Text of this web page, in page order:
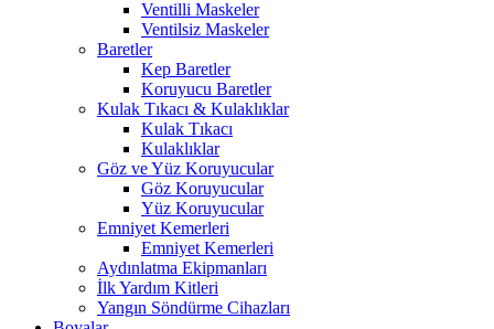
Ventilli Maskeler
Ventilsiz Maskeler
Baretler
Kep Baretler
Koruyucu Baretler
Kulak Tıkacı & Kulaklıklar
Kulak Tıkacı
Kulaklıklar
Göz ve Yüz Koruyucular
Göz Koruyucular
Yüz Koruyucular
Emniyet Kemerleri
Emniyet Kemerleri
Aydınlatma Ekipmanları
İlk Yardım Kitleri
Yangın Söndürme Cihazları